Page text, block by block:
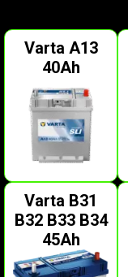
Varta A13
40Ah
Varta B31
B32 B33 B34
45Ah